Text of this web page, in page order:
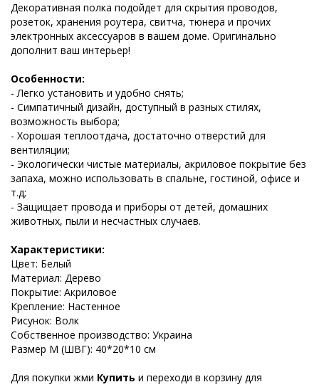
Декоративная полка подойдет для скрытия проводов,
розеток, хранения роутера, свитча, тюнера и прочих
электронных аксессуаров в вашем доме. Оригинально
дополнит ваш интерьер!
Особенности:
- Легко установить и удобно снять;
- Симпатичный дизайн, доступный в разных стилях,
возможность выбора;
- Хорошая теплоотдача, достаточно отверстий для
вентиляции;
- Экологически чистые материалы, акриловое покрытие без
запаха, можно использовать в спальне, гостиной, офисе и
т.д;
- Защищает провода и приборы от детей, домашних
животных, пыли и несчастных случаев.
Характеристики:
Цвет: Белый
Материал: Дерево
Покрытие: Акриловое
Крепление: Настенное
Рисунок: Волк
Собственное производство: Украина
Размер М (ШВГ): 40*20*10 см
Для покупки жми Купить и переходи в корзину для